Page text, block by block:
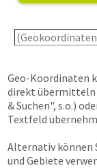
Geo-Koordinaten
direkt
& Suchen", s.o.)
Textfeld
Alternativ können
und Gebiete